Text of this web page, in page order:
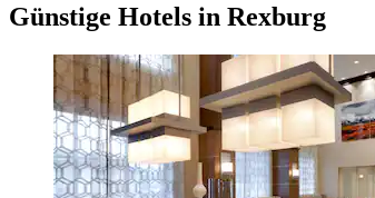
Günstige Hotels in Rexburg